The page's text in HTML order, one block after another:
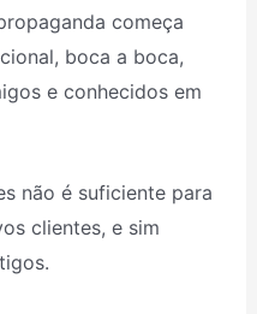
começa
boca a boca,
e conhecidos em
não é suficiente para
clientes, e sim